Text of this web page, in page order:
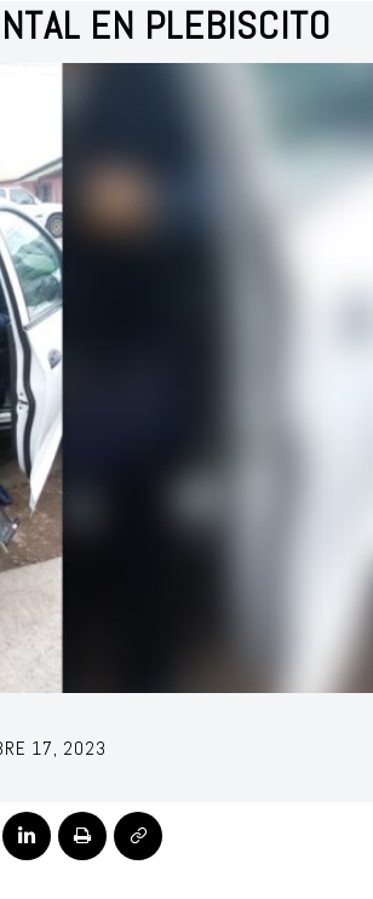
EN PLEBISCITO
17, 2023